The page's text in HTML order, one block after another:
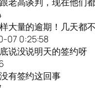
大量的逾期！几天都
07 0:25:58
说没说明天的签约呀
有签约这回事